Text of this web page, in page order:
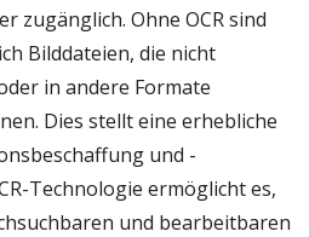
zugänglich. Ohne OCR sind
Bilddateien, die nicht
in andere Formate
Dies stellt eine erhebliche
und -
Technologie ermöglicht es,
und bearbeitbaren